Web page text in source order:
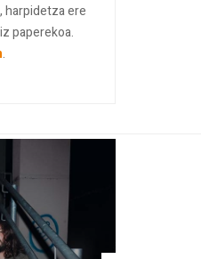
harpidetza ere
paperekoa.
.